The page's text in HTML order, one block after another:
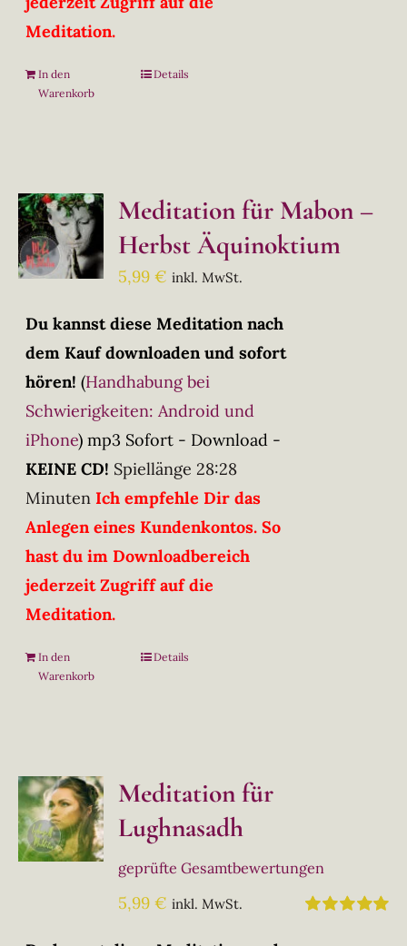
Meditation.
In den
Warenkorb
Details
Meditation für Mabon –
Herbst Äquinoktium
5,99€ inkl. MwSt.
Du kannst diese Meditation nach
dem Kauf downloaden und sofort
hören! (Handhabung bei
Schwierigkeiten: Android und
iPhone) mp3 Sofort - Download -
KEINE CD! Spiellänge 28:28
Minuten Ich empfehle Dir das
Anlegen eines Kundenkontos. So
hast du im Downloadbereich
jederzeit Zugriff auf die
Meditation.
In den
Warenkorb
Details
Meditation für
Lughnasadh
geprüfte Gesamtbewertungen
5,99€ inkl. MwSt.